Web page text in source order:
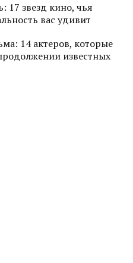
17 звезд кино, чья
вас удивит
14 актеров, которые
известных